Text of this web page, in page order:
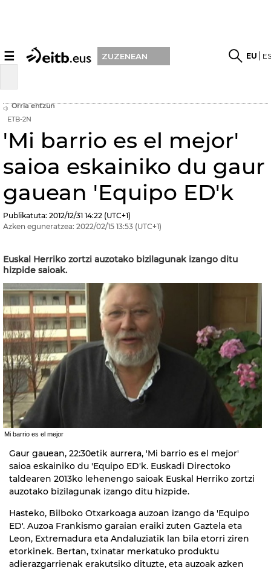
☰ ZUZENEAN EU
Orria entzun
ETB-2N
'Mi barrio es el mejor'
saioa eskainiko du gaur
gauean 'Equipo ED'k
Publikatuta: 2012/12/31 14:22 (UTC+1)
Azken eguneratzea: 2022/02/15 13:53 (UTC+1)
Euskal Herriko zortzi auzotako bizilagunak izango ditu
hizpide saioak.
Mi barrio es el mejor
Gaur gauean, 22:30etik aurrera, 'Mi barrio es el mejor'
saioa eskainiko du 'Equipo ED'k. Euskadi Directoko
taldearen 2013ko lehenengo saioak Euskal Herriko zortzi
auzotako bizilagunak izango ditu hizpide.
Hasteko, Bilboko Otxarkoaga auzoan izango da 'Equipo
ED'. Auzoa Frankismo garaian eraiki zuten Gaztela eta
Leon, Extremadura eta Andaluziatik lan bila etorri ziren
etorkinek. Bertan, txinatar merkatuko produktu
adierazgarrienak erakutsiko dituzte, eta auzoak azken